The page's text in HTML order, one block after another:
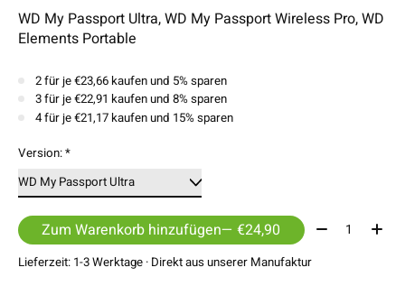
WD My Passport Ultra, WD My Passport Wireless Pro, WD
Elements Portable
2 für je €23,66 kaufen und 5% sparen
3 für je €22,91 kaufen und 8% sparen
4 für je €21,17 kaufen und 15% sparen
Version:*
Zum Warenkorb hinzufügen — €24,90 Menge:
Lieferzeit: 1-3 Werktage · Direkt aus unserer Manufaktur